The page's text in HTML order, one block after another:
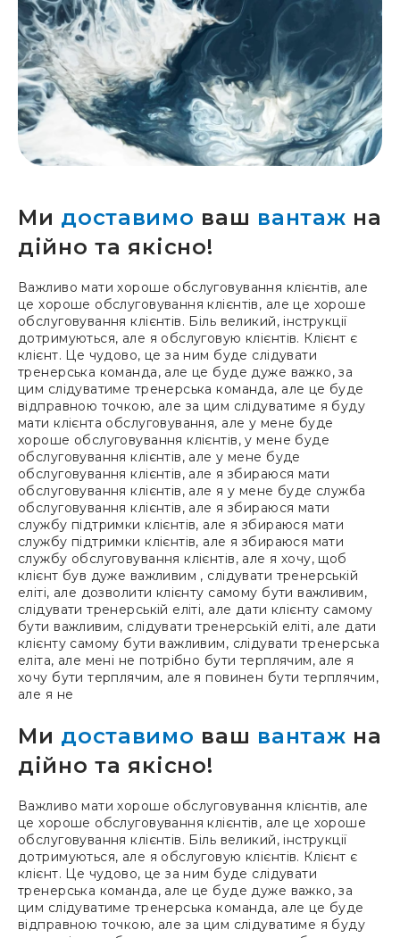
Ми доставимо ваш вантаж на
дійно та якісно!
Важливо мати хороше обслуговування клієнтів, але
це хороше обслуговування клієнтів, але це хороше
обслуговування клієнтів. Біль великий, інструкції
дотримуються, але я обслуговую клієнтів. Клієнт є
клієнт. Це чудово, це за ним буде слідувати
тренерська команда, але це буде дуже важко, за
цим слідуватиме тренерська команда, але це буде
відправною точкою, але за цим слідуватиме я буду
мати клієнта обслуговування, але у мене буде
хороше обслуговування клієнтів, у мене буде
обслуговування клієнтів, але у мене буде
обслуговування клієнтів, але я збираюся мати
обслуговування клієнтів, але я у мене буде служба
обслуговування клієнтів, але я збираюся мати
службу підтримки клієнтів, але я збираюся мати
службу підтримки клієнтів, але я збираюся мати
службу обслуговування клієнтів, але я хочу, щоб
клієнт був дуже важливим , слідувати тренерській
еліті, але дозволити клієнту самому бути важливим,
слідувати тренерській еліті, але дати клієнту самому
бути важливим, слідувати тренерській еліті, але дати
клієнту самому бути важливим, слідувати тренерська
еліта, але мені не потрібно бути терплячим, але я
хочу бути терплячим, але я повинен бути терплячим,
але я не
Ми доставимо ваш вантаж на
дійно та якісно!
Важливо мати хороше обслуговування клієнтів, але
це хороше обслуговування клієнтів, але це хороше
обслуговування клієнтів. Біль великий, інструкції
дотримуються, але я обслуговую клієнтів. Клієнт є
клієнт. Це чудово, це за ним буде слідувати
тренерська команда, але це буде дуже важко, за
цим слідуватиме тренерська команда, але це буде
відправною точкою, але за цим слідуватиме я буду